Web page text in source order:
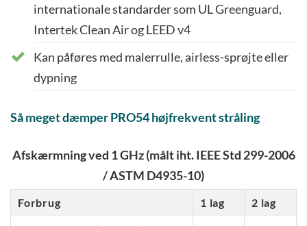
internationale standarder som UL Greenguard,
Intertek Clean Air og LEED v4
Kan påføres med malerrulle, airless-sprøjte eller
dypning
Så meget dæmper PRO54 højfrekvent stråling
Afskærmning ved 1 GHz (målt iht. IEEE Std 299-2006
/ ASTM D4935-10)
Forbrug 1 lag 2 lag